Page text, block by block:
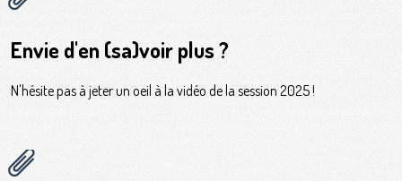
Envie d'en (sa)voir plus ?
N'hésite pas à jeter un oeil à la vidéo de la session 2025 !